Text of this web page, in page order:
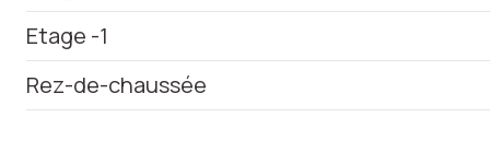
chambre
salle de bain
Etage -1
entrée
Rez-de-chaussée